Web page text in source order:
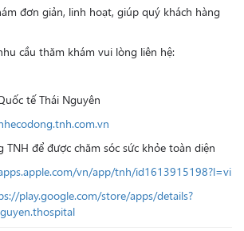
đơn giản, linh hoạt, giúp quý khách hàng
cầu thăm khám vui lòng liên hệ:
tế Thái Nguyên
để được chăm sóc sức khỏe toàn diện
vn/app/tnh/id1613915198?l=vi
play.google.com/store/apps/details?